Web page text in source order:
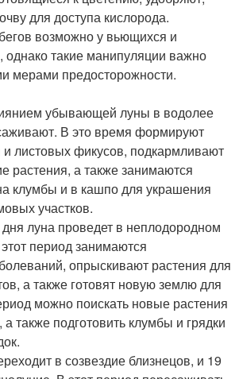
для доступа кислорода.
возможно у вьющихся и
однако такие манипуляции важно
мерами предосторожности.
убывающей луны в водолее
В это время формируют
листовых фикусов, подкармливают
растения, а также занимаются
клумбы и в кашпо для украшения
участков.
луна проведет в неплодородном
период занимаются
опрыскивают растения для
а также готовят новую землю для
можно поискать новые растения
также подготовить клумбы и грядки
в созвездие близнецов, и 19